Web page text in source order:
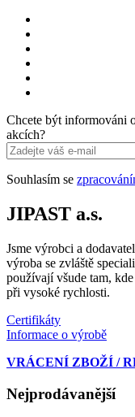
Chcete být informováni
akcích?
Souhlasím se
JIPAST a.s.
Jsme výrobci a
výroba se zvláště
používají všude tam,
při vysoké rychlosti.
Certifikáty
Informace o výrobě
VRÁCENÍ ZBOŽÍ /
Nejprodávanější